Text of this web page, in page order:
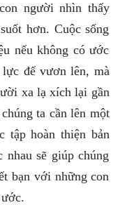
người nhìn thấy
hơn. Cuộc sống
nếu không có ước
để vươn lên, mà
xa lạ xích lại gần
ta cần lên một
tập hoàn thiện bản
sẽ giúp chúng
bạn với những con